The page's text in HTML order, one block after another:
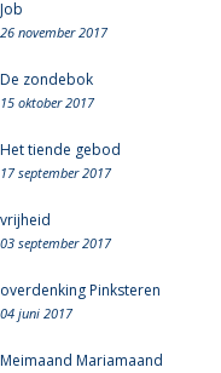
Job
26 november 2017
De zondebok
15 oktober 2017
Het tiende gebod
17 september 2017
vrijheid
03 september 2017
overdenking Pinksteren
04 juni 2017
Meimaand Mariamaand